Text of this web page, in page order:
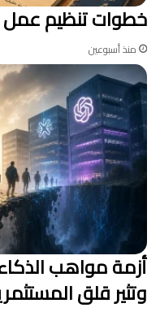
خطوات تنظيم عمل
منذ أسبوعين
أزمة مواهب
وتثير قلق